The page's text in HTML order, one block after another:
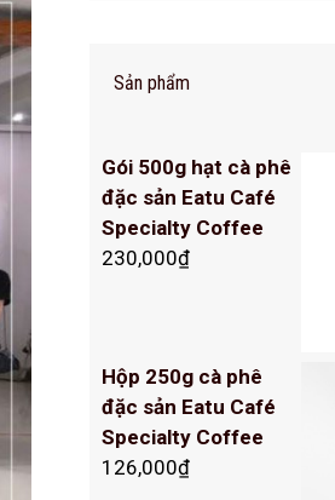
Sản phẩm
Gói 500g hạt cà phê
đặc sản Eatu Café
Specialty Coffee
230,000₫
Hộp 250g cà phê
đặc sản Eatu Café
Specialty Coffee
126,000₫